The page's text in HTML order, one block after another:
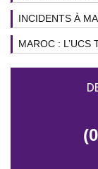
INCIDENTS À
MAROC : L’UCS